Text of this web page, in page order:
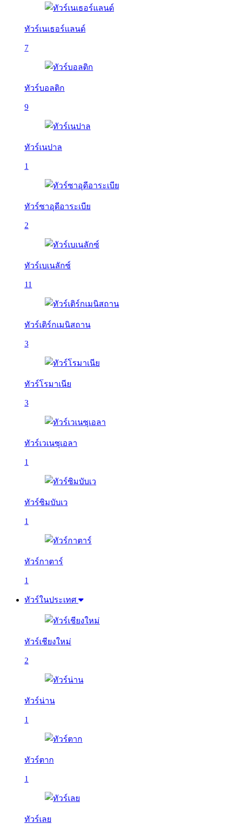
ทัวร์เนเธอร์แลนด์
7
ทัวร์บอลติก
9
ทัวร์เนปาล
1
ทัวร์ซาอุดีอาระเบีย
2
ทัวร์เบเนลักซ์
11
ทัวร์เติร์กเมนิสถาน
3
ทัวร์โรมาเนีย
3
ทัวร์เวเนซุเอลา
1
ทัวร์ซิมบับเว
1
ทัวร์กาตาร์
1
ทัวร์ในประเทศ
ทัวร์เชียงใหม่
2
ทัวร์น่าน
1
ทัวร์ตาก
1
ทัวร์เลย